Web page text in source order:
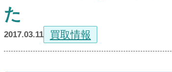
た
2017.03.11 買取情報